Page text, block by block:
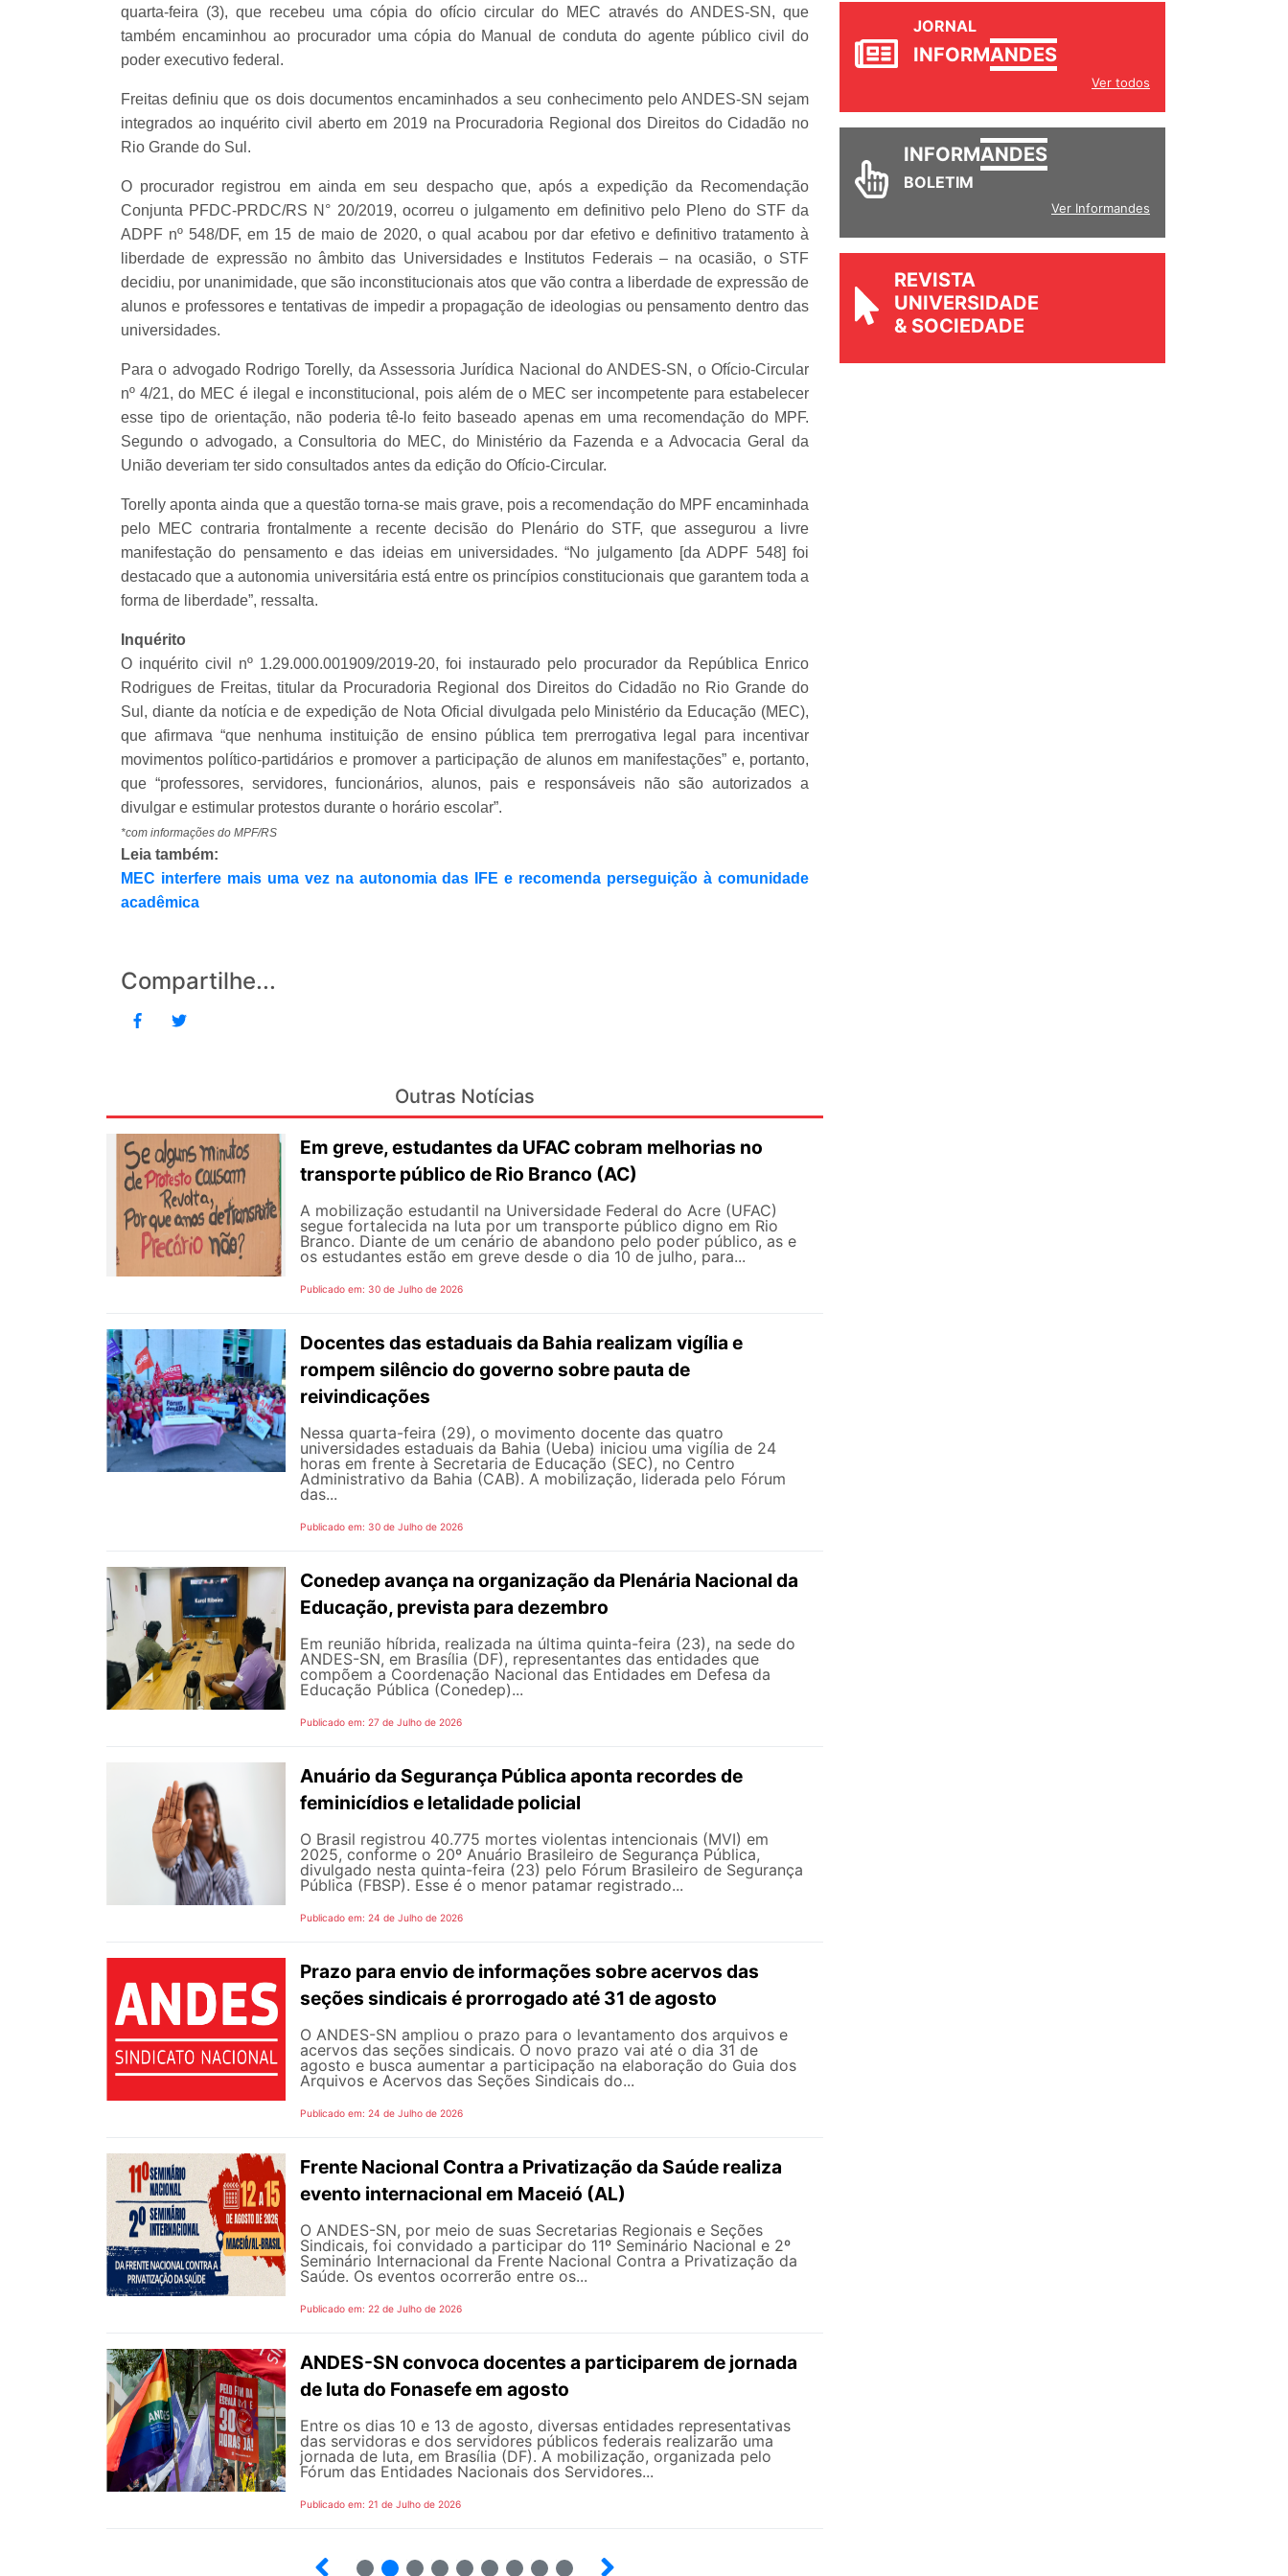
quarta-feira (3), que recebeu uma cópia do ofício circular do MEC através do ANDES-SN, que
também encaminhou ao procurador uma cópia do Manual de conduta do agente público civil do
poder executivo federal.
Freitas definiu que os dois documentos encaminhados a seu conhecimento pelo ANDES-SN sejam
integrados ao inquérito civil aberto em 2019 na Procuradoria Regional dos Direitos do Cidadão no
Rio Grande do Sul.
O procurador registrou em ainda em seu despacho que, após a expedição da Recomendação
Conjunta PFDC-PRDC/RS N° 20/2019, ocorreu o julgamento em definitivo pelo Pleno do STF da
ADPF nº 548/DF, em 15 de maio de 2020, o qual acabou por dar efetivo e definitivo tratamento à
liberdade de expressão no âmbito das Universidades e Institutos Federais – na ocasião, o STF
decidiu, por unanimidade, que são inconstitucionais atos que vão contra a liberdade de expressão de
alunos e professores e tentativas de impedir a propagação de ideologias ou pensamento dentro das
universidades.
Para o advogado Rodrigo Torelly, da Assessoria Jurídica Nacional do ANDES-SN, o Ofício-Circular
nº 4/21, do MEC é ilegal e inconstitucional, pois além de o MEC ser incompetente para estabelecer
esse tipo de orientação, não poderia tê-lo feito baseado apenas em uma recomendação do MPF.
Segundo o advogado, a Consultoria do MEC, do Ministério da Fazenda e a Advocacia Geral da
União deveriam ter sido consultados antes da edição do Ofício-Circular.
Torelly aponta ainda que a questão torna-se mais grave, pois a recomendação do MPF encaminhada
pelo MEC contraria frontalmente a recente decisão do Plenário do STF, que assegurou a livre
manifestação do pensamento e das ideias em universidades. “No julgamento [da ADPF 548] foi
destacado que a autonomia universitária está entre os princípios constitucionais que garantem toda a
forma de liberdade”, ressalta.
Inquérito
O inquérito civil nº 1.29.000.001909/2019-20, foi instaurado pelo procurador da República Enrico
Rodrigues de Freitas, titular da Procuradoria Regional dos Direitos do Cidadão no Rio Grande do
Sul, diante da notícia e de expedição de Nota Oficial divulgada pelo Ministério da Educação (MEC),
que afirmava “que nenhuma instituição de ensino pública tem prerrogativa legal para incentivar
movimentos político-partidários e promover a participação de alunos em manifestações” e, portanto,
que “professores, servidores, funcionários, alunos, pais e responsáveis não são autorizados a
divulgar e estimular protestos durante o horário escolar”.
*com informações do MPF/RS
Leia também:
MEC interfere mais uma vez na autonomia das IFE e recomenda perseguição à comunidade
acadêmica
Compartilhe...
Outras Notícias
Em greve, estudantes da UFAC cobram melhorias no
transporte público de Rio Branco (AC)
A mobilização estudantil na Universidade Federal do Acre (UFAC)
segue fortalecida na luta por um transporte público digno em Rio
Branco. Diante de um cenário de abandono pelo poder público, as e
os estudantes estão em greve desde o dia 10 de julho, para...
Publicado em: 30 de Julho de 2026
Docentes das estaduais da Bahia realizam vigília e
rompem silêncio do governo sobre pauta de
reivindicações
Nessa quarta-feira (29), o movimento docente das quatro
universidades estaduais da Bahia (Ueba) iniciou uma vigília de 24
horas em frente à Secretaria de Educação (SEC), no Centro
Administrativo da Bahia (CAB). A mobilização, liderada pelo Fórum
das...
Publicado em: 30 de Julho de 2026
Conedep avança na organização da Plenária Nacional da
Educação, prevista para dezembro
Em reunião híbrida, realizada na última quinta-feira (23), na sede do
ANDES-SN, em Brasília (DF), representantes das entidades que
compõem a Coordenação Nacional das Entidades em Defesa da
Educação Pública (Conedep)...
Publicado em: 27 de Julho de 2026
Anuário da Segurança Pública aponta recordes de
feminicídios e letalidade policial
O Brasil registrou 40.775 mortes violentas intencionais (MVI) em
2025, conforme o 20º Anuário Brasileiro de Segurança Pública,
divulgado nesta quinta-feira (23) pelo Fórum Brasileiro de Segurança
Pública (FBSP). Esse é o menor patamar registrado...
Publicado em: 24 de Julho de 2026
Prazo para envio de informações sobre acervos das
seções sindicais é prorrogado até 31 de agosto
O ANDES-SN ampliou o prazo para o levantamento dos arquivos e
acervos das seções sindicais. O novo prazo vai até o dia 31 de
agosto e busca aumentar a participação na elaboração do Guia dos
Arquivos e Acervos das Seções Sindicais do...
Publicado em: 24 de Julho de 2026
Frente Nacional Contra a Privatização da Saúde realiza
evento internacional em Maceió (AL)
O ANDES-SN, por meio de suas Secretarias Regionais e Seções
Sindicais, foi convidado a participar do 11º Seminário Nacional e 2º
Seminário Internacional da Frente Nacional Contra a Privatização da
Saúde. Os eventos ocorrerão entre os...
Publicado em: 22 de Julho de 2026
ANDES-SN convoca docentes a participarem de jornada
de luta do Fonasefe em agosto
Entre os dias 10 e 13 de agosto, diversas entidades representativas
das servidoras e dos servidores públicos federais realizarão uma
jornada de luta, em Brasília (DF). A mobilização, organizada pelo
Fórum das Entidades Nacionais dos Servidores...
Publicado em: 21 de Julho de 2026
JORNAL
INFORMANDES
Ver todos
INFORMANDES
BOLETIM
Ver Informandes
REVISTA
UNIVERSIDADE
& SOCIEDADE